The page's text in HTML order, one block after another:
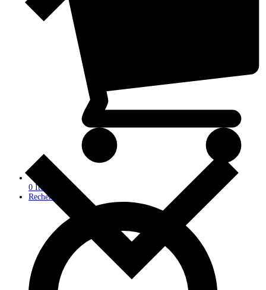
0 Items
Rechercher